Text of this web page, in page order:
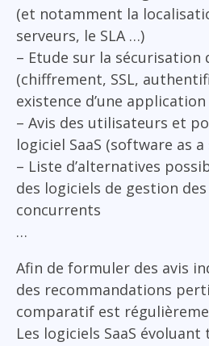
(et notamment la
serveurs, le SLA …)
– Etude sur la sécurisation
(chiffrement, SSL,
existence d’une
– Avis des utilisateurs et
logiciel SaaS (software as a
– Liste d’alternatives
des logiciels de gestion
concurrents
…
Afin de formuler des avis
des recommandations
comparatif est
Les logiciels SaaS